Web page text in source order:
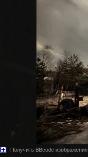
Получить BBcode изображения